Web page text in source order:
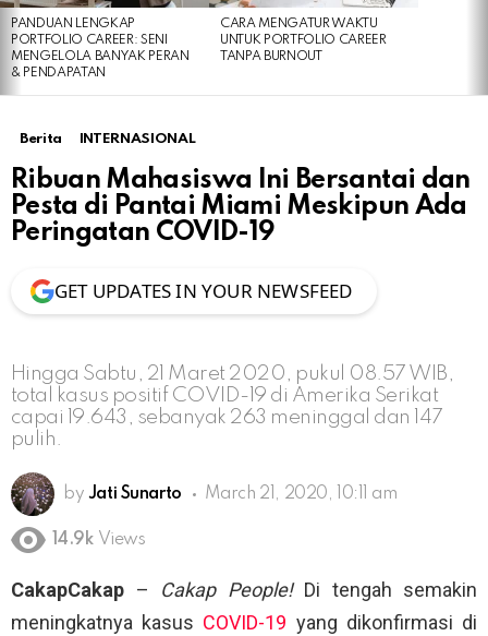
PANDUAN LENGKAP
PORTFOLIO CAREER: SENI
MENGELOLA BANYAK PERAN
& PENDAPATAN
CARA MENGATUR WAKTU
UNTUK PORTFOLIO CAREER
TANPA BURNOUT
Berita INTERNASIONAL
Ribuan Mahasiswa Ini Bersantai dan
Pesta di Pantai Miami Meskipun Ada
Peringatan COVID-19
GET UPDATES IN YOUR NEWSFEED
Hingga Sabtu, 21 Maret 2020, pukul 08.57 WIB,
total kasus positif COVID-19 di Amerika Serikat
capai 19.643, sebanyak 263 meninggal dan 147
pulih.
by Jati Sunarto March 21, 2020, 10:11 am
14.9k Views
CakapCakap – Cakap People!Di tengah semakin
meningkatnya kasus COVID-19 yang dikonfirmasi di